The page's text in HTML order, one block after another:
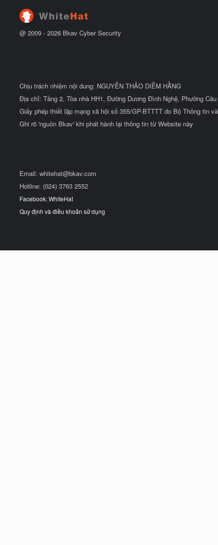
@ 2009 - 2026 Bkav Cyber Security
Chịu trách nhiệm nội dung: NGUYỄN THẢO DIỄM HẰNG
Địa chỉ: Tầng 2, Tòa nhà HH1, Đường Dương Đình Nghệ, Phường
Giấy phép thiết lập mạng xã hội số 355/GP-BTTTT do Bộ Thông tin
Ghi rõ 'nguồn Bkav' khi phát hành lại thông tin từ Website này
Email: whitehat@bkav.com
Hotline: (024) 3763 2552
Facebook: WhiteHat
Quy định và điều khoản sử dụng